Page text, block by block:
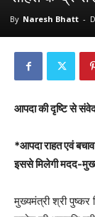
By Naresh Bhatt -
आपदा की दृष्टि से
*आपदा राहत एवं
इससे मिलेगी मदद-
मुख्यमंत्री श्री